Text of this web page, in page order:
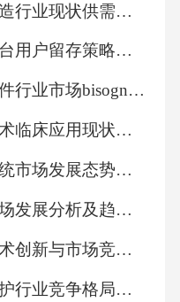
2026中国玩具设计制造行业现状供需分析及投资评估规划分析研究报告
2026中国游戏运营平台用户留存策略与商业模式创新报告
2026中国智能手机配件行业市场bisogno内需及增长产能分析研究报告
2026中国细胞治疗技术临床应用现状及商业化潜力分析报告
2026中国智能家居系统市场发展态势及技术整合与资本布局分析报告
2026融资平台行业市场发展分析及趋势前景与投资战略研究报告
2026汽车制造行业技术创新与市场竞争力分析及投资前景规划策略研究报告
2026中国智能健康监护行业竞争格局分析及投资收益评估规划分析研究报告